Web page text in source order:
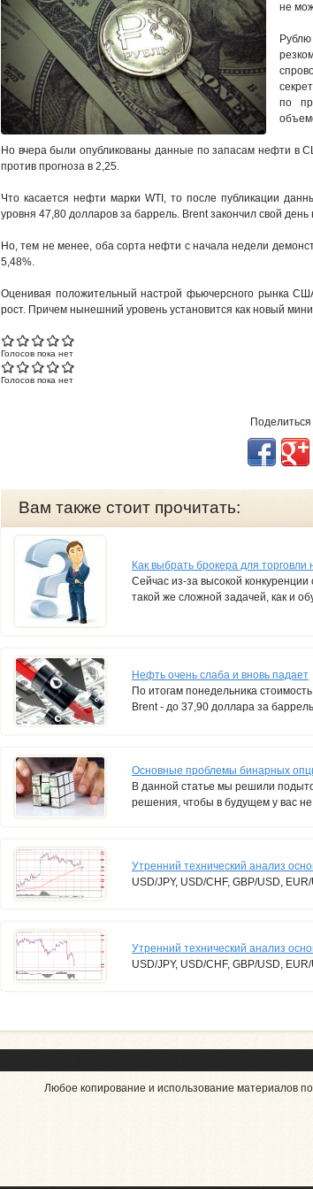
не
по
Но вчера были опубликованы данные по запасам нефти в
против прогноза в 2,25.
Что касается нефти марки WTI, то после публикации
уровня 47,80 долларов за баррель. Brent закончил свой
Но, тем не менее, оба сорта нефти с начала недели
5,48%.
Оценивая положительный настрой фьючерсного рынка
рост. Причем нынешний уровень установится как новый
Голосов пока нет
Голосов пока нет
Вам также стоит прочитать:
Как выбрать брокера для торговли
Сейчас из-за высокой
такой же сложной задачей, как и
Нефть очень слаба и вновь падает
По итогам понедельника
Brent - до 37,90 доллара за
Основные проблемы бинарных
В данной статье мы решили
решения, чтобы в будущем у вас
Утренний технический анализ
USD/JPY, USD/CHF, GBP/USD,
Утренний технический анализ
USD/JPY, USD/CHF, GBP/USD,
Любое копирование и использование материалов